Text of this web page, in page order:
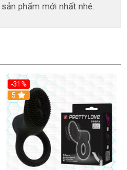
phẩm mới nhất nhé.
-31%
5